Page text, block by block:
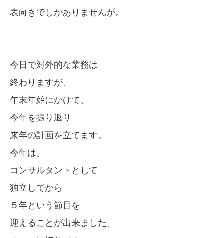
表向きでしかありませんが。
今日で対外的な業務は
終わりますが、
年末年始にかけて、
今年を振り返り
来年の計画を立てます。
今年は、
コンサルタントとして
独立してから
５年という節目を
迎えることが出来ました。